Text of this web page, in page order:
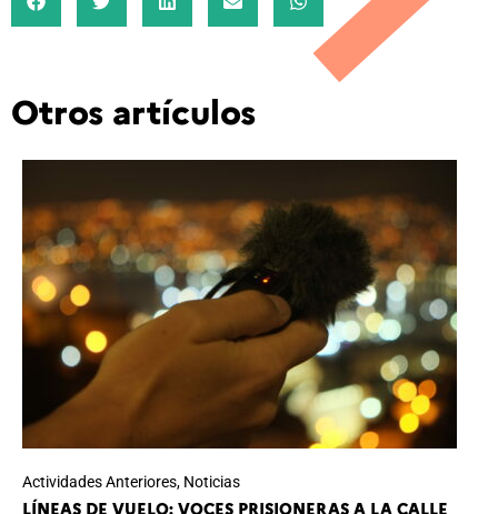
Otros artículos
Actividades Anteriores, Noticias
LÍNEAS DE VUELO: VOCES PRISIONERAS A LA CALLE